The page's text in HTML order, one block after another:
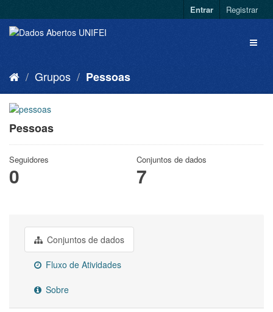
Entrar Registrar
Grupos Pessoas
Pessoas
Seguidores
0
Conjuntos de dados
7
Conjuntos de dados
Fluxo de Atividades
Sobre